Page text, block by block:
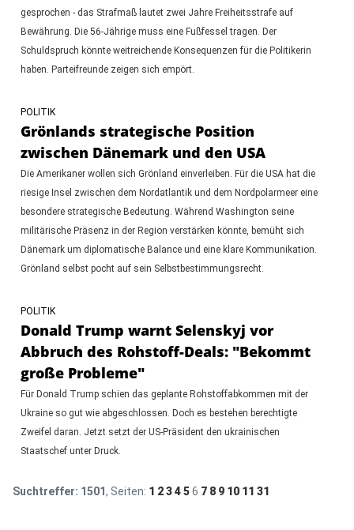
gesprochen - das Strafmaß lautet zwei Jahre Freiheitsstrafe auf
Bewährung. Die 56-Jährige muss eine Fußfessel tragen. Der
Schuldspruch könnte weitreichende Konsequenzen für die Politikerin
haben. Parteifreunde zeigen sich empört.
POLITIK
Grönlands strategische Position
zwischen Dänemark und den USA
Die Amerikaner wollen sich Grönland einverleiben. Für die USA hat die
riesige Insel zwischen dem Nordatlantik und dem Nordpolarmeer eine
besondere strategische Bedeutung. Während Washington seine
militärische Präsenz in der Region verstärken könnte, bemüht sich
Dänemark um diplomatische Balance und eine klare Kommunikation.
Grönland selbst pocht auf sein Selbstbestimmungsrecht.
POLITIK
Donald Trump warnt Selenskyj vor
Abbruch des Rohstoff-Deals: "Bekommt
große Probleme"
Für Donald Trump schien das geplante Rohstoffabkommen mit der
Ukraine so gut wie abgeschlossen. Doch es bestehen berechtigte
Zweifel daran. Jetzt setzt der US-Präsident den ukrainischen
Staatschef unter Druck.
Suchtreffer: 1501, Seiten: 1 2 3 4 5 6 7 8 9 10 11 31